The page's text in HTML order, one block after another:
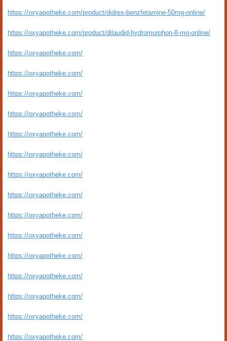
https://oxyapotheke.com/product/didrex-benzfetamine-50mg-online/
https://oxyapotheke.com/product/dilaudid-hydromorphon-8-mg-online/
https://oxyapotheke.com/
https://oxyapotheke.com/
https://oxyapotheke.com/
https://oxyapotheke.com/
https://oxyapotheke.com/
https://oxyapotheke.com/
https://oxyapotheke.com/
https://oxyapotheke.com/
https://oxyapotheke.com/
https://oxyapotheke.com/
https://oxyapotheke.com/
https://oxyapotheke.com/
https://oxyapotheke.com/
https://oxyapotheke.com/
https://oxyapotheke.com/